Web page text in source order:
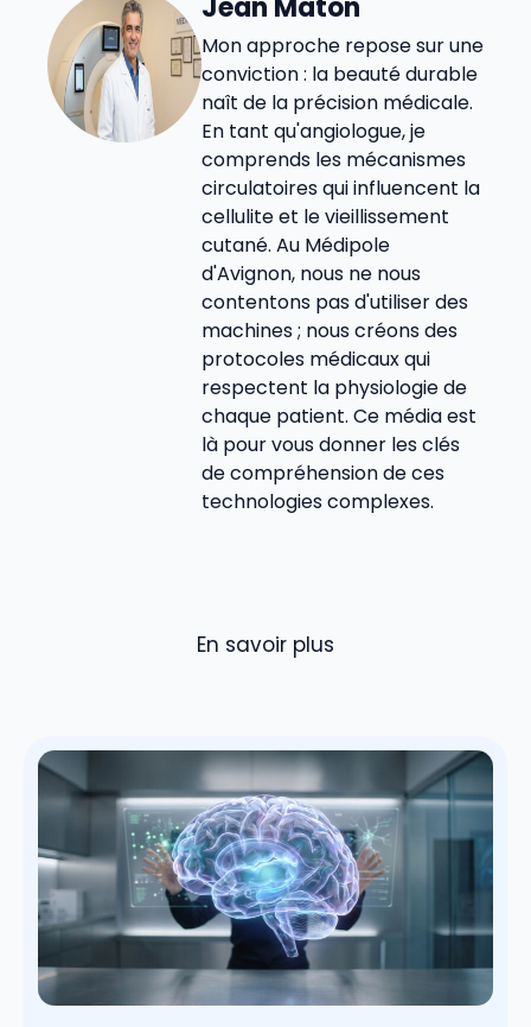
Jean Maton
Mon approche repose sur une
conviction : la beauté durable
naît de la précision médicale.
En tant qu'angiologue, je
comprends les mécanismes
circulatoires qui influencent la
cellulite et le vieillissement
cutané. Au Médipole
d'Avignon, nous ne nous
contentons pas d'utiliser des
machines ; nous créons des
protocoles médicaux qui
respectent la physiologie de
chaque patient. Ce média est
là pour vous donner les clés
de compréhension de ces
technologies complexes.
En savoir plus